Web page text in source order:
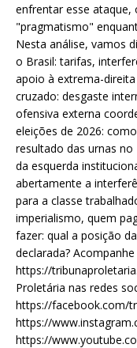
enfrentar esse
"pragmatismo"
Nesta análise, vamos
o Brasil: tarifas,
apoio à extrema-
cruzado: desgaste
ofensiva externa
eleições de 2026:
resultado das urnas no
da esquerda
abertamente a
para a classe
imperialismo, quem
fazer: qual a posição
declarada?
https://
Proletária nas redes
https://facebook.com/
https://
https://